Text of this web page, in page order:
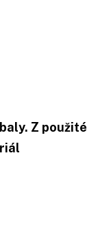
Z použité